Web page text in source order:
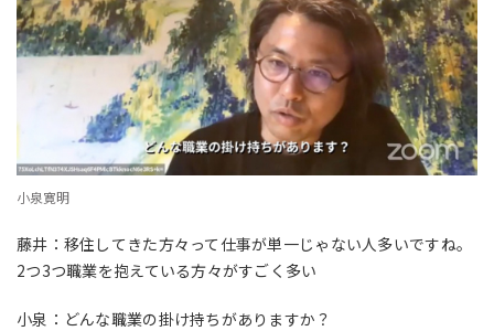
小泉寛明
藤井：移住してきた方々って仕事が単一じゃない人多いですね。
2つ3つ職業を抱えている方々がすごく多い
小泉：どんな職業の掛け持ちがありますか？